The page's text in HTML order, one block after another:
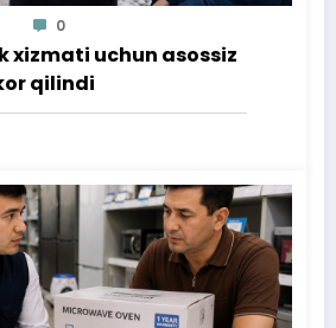
0
xizmati uchun asossiz
qilindi